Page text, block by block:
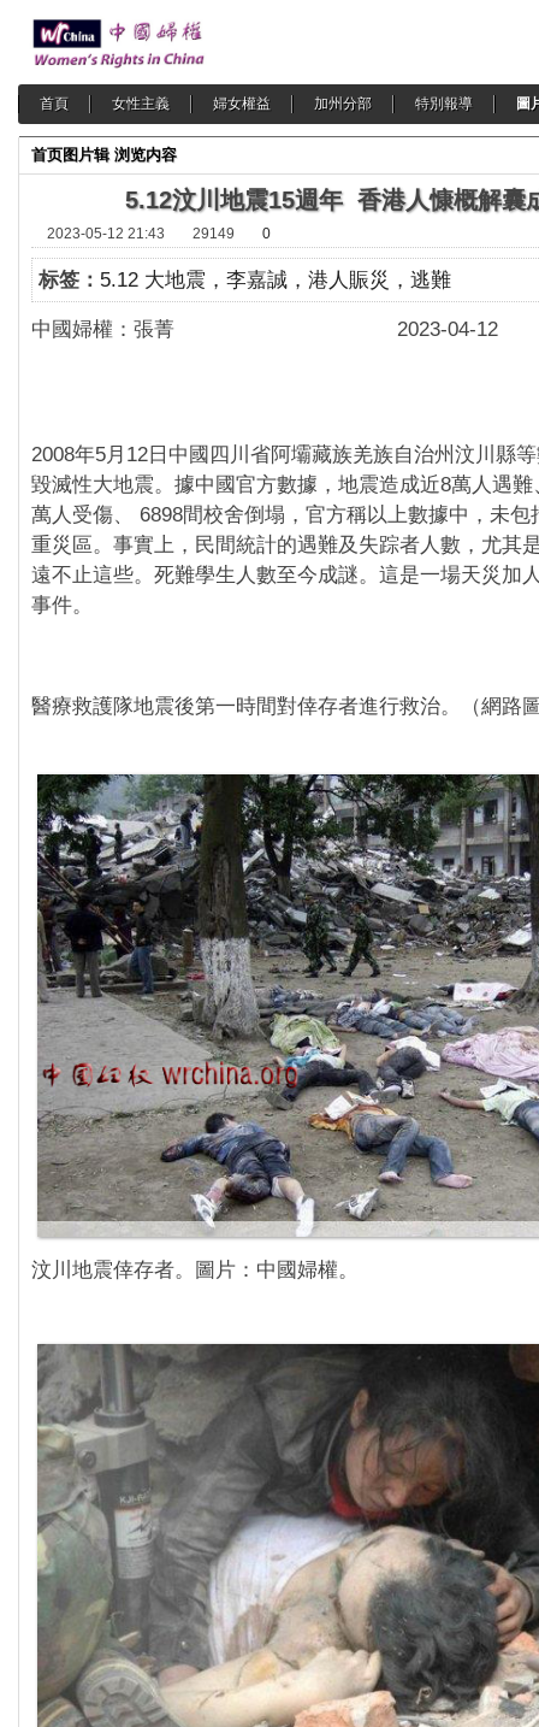
首頁 女性主義 婦女權益 加州分部 特別報導 圖
首页图片辑 浏览内容
5.12汶川地震15週年 香港人慷概解囊
2023-05-12 21:43 29149 0
标签： 5.12 大地震，李嘉誠，港人賑災，逃難
中國婦權：張菁 2023-04-12
2008年5月12日中國四川省阿壩藏族羌族自治州汶川縣
毀滅性大地震。據中國官方數據，地震造成近8萬人遇
萬人受傷、 6898間校舍倒塌，官方稱以上數據中，未包
重災區。事實上，民間統計的遇難及失踪者人數，尤其
遠不止這些。死難學生人數至今成謎。這是一場天災加
事件。
醫療救護隊地震後第一時間對倖存者進行救治。（網路
汶川地震倖存者。圖片：中國婦權。